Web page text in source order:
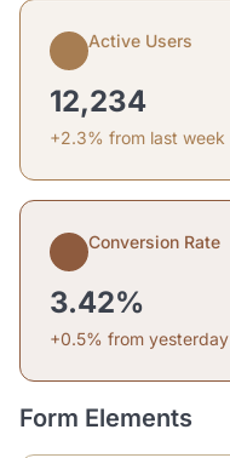
Active Users
12,234
+2.3% from last week
Conversion Rate
3.42%
+0.5% from yesterday
Form Elements